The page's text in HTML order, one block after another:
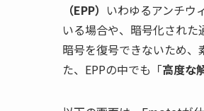
（EPP） いわゆるアンチウ
いる場合や、暗号化された
暗号を復号できないため
た、 EPPの中でも「高度な